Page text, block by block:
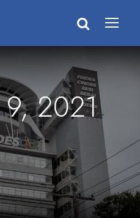
2021